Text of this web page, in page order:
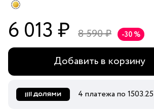
6 013 ₽ 8 590 ₽ -30 %
Добавить в корзину
4 платежа по 1503.25